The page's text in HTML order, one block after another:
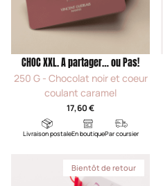
CHOC XXL. A partager… ou Pas!
250 G - Chocolat noir et coeur
coulant caramel
17,60 €
Livraison postaleEn boutiquePar coursier
Bientôt de retour